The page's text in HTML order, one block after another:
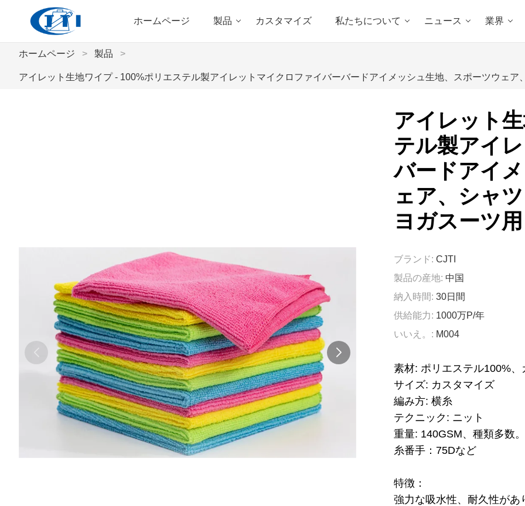
ホームページ 製品 カスタマイズ 私たちについて ニュース 業界
ホームページ > 製品 >
アイレット生地ワイプ - 100%ポリエステル製アイレットマイクロファイバーバードアイメッシュ生地、スポーツウェ
アイレット
テル製アイ
バードアイ
ェア、シャ
ヨガスーツ用
ブランド: CJTI
製品の産地: 中国
納入時間: 30日間
供給能力: 1000万P/年
いいえ。: M004
素材: ポリエステル100%
サイズ: カスタマイズ
編み方: 横糸
テクニック: ニット
重量: 140GSM、種類多数。
糸番手：75Dなど
特徴：
強力な吸水性、耐久性が